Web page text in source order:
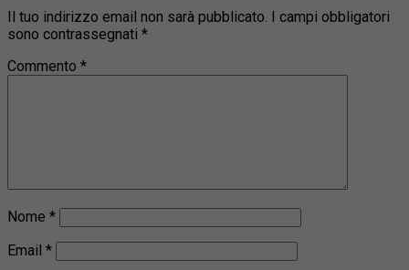
Il tuo indirizzo email non sarà pubblicato. I campi obbligatori
sono contrassegnati *
Commento *
Nome *
Email *